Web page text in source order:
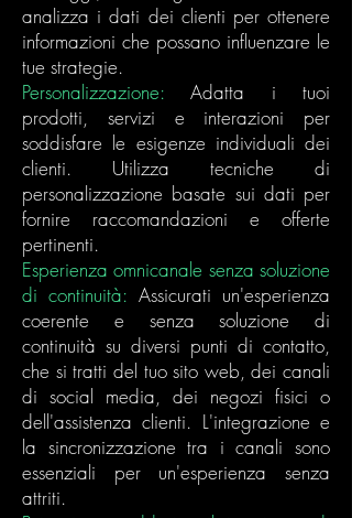
analizza i dati dei clienti per ottenere
informazioni che possano influenzare le
tue strategie.
Personalizzazione: Adatta i tuoi
prodotti, servizi e interazioni per
soddisfare le esigenze individuali dei
clienti. Utilizza tecniche di
personalizzazione basate sui dati per
fornire raccomandazioni e offerte
pertinenti.
Esperienza omnicanale senza soluzione
di continuità: Assicurati un'esperienza
coerente e senza soluzione di
continuità su diversi punti di contatto,
che si tratti del tuo sito web, dei canali
di social media, dei negozi fisici o
dell'assistenza clienti. L'integrazione e
la sincronizzazione tra i canali sono
essenziali per un'esperienza senza
attriti.